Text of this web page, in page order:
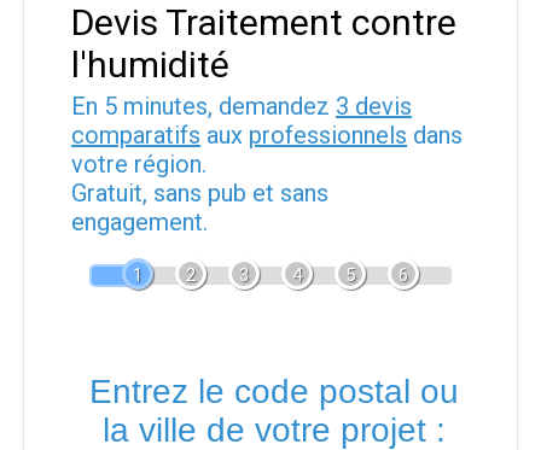
Devis Traitement contre
l'humidité
En 5 minutes, demandez 3 devis
comparatifs aux professionnels dans
votre région.
Gratuit, sans pub et sans
engagement.
1 2 3 4 5 6
Entrez le code postal ou
la ville de votre projet :